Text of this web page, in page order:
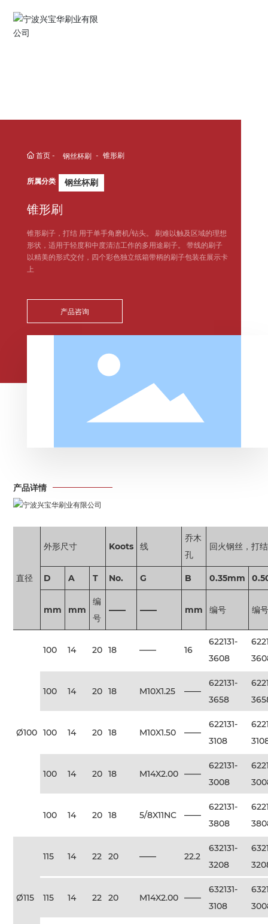
首页 钢丝杯刷 锥形刷
所属分类 钢丝杯刷
锥形刷
锥形刷子，打结 用于单手角磨机/钻头。 刷难以触及区域的理想
形状，适用于轻度和中度清洁工作的多用途刷子。 带线的刷子
以精美的形式交付，四个彩色独立纸箱带柄的刷子包装在展示卡
上
产品咨询
产品详情
直径
外形尺寸 Koots 线
乔木
孔
回火钢丝，打结
D A T No. G B 0.35mm
mm mm
编
号
—— —— mm 编号 编
Ø100
100 14 20 18 —— 16
622131-
3608
100 14 20 18 M10X1.25 ——
622131-
3658
100 14 20 18 M10X1.50 ——
622131-
3108
100 14 20 18 M14X2.00 ——
622131-
3008
100 14 20 18 5/8X11NC ——
622131-
3808
Ø115
115 14 22 20 —— 22.2
632131-
3208
115 14 22 20 M14X2.00 ——
632131-
3108